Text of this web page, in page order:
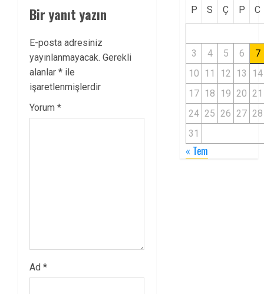
Bir yanıt yazın
E-posta adresiniz
yayınlanmayacak. Gerekli
alanlar * ile
işaretlenmişlerdir
Yorum *
Ad *
P S Ç P C
3 4 5 6
7
10 11 12 13
14
17 18 19 20 21
24 25 26 27 28
31
« Tem